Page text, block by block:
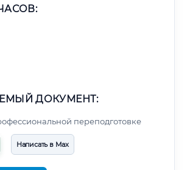
ДОКУМЕНТ:
переподготовке
Написать в Max